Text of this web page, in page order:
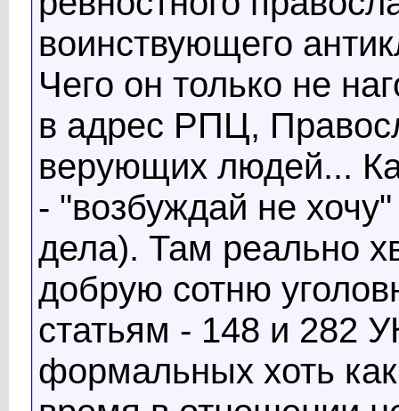
воинствующего
Чего он только не
в адрес РПЦ,
верующих людей...
- "возбуждай не
дела). Там реально
добрую сотню
статьям - 148 и 282
формальных хоть